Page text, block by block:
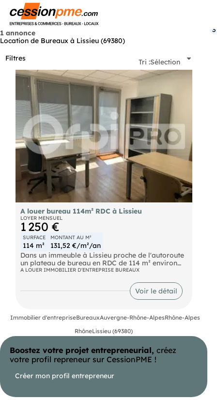
1 annonce
Location de Bureaux à Lissieu (69380)
Filtres
3
Tri :Sélection
A louer bureau 114m² RDC à Lissieu
LOYER MENSUEL
1 250 €
SURFACE
114 m²
MONTANT AU M²
131,52 €/m²/an
Dans un immeuble à Lissieu proche de l'autoroute
un plateau de bureau en RDC de 114 m² environ
avec deux entrées donc possibilités de le divisé en
bureaux, d'une salle d'archive, sanitaire, hall
d'accueil, espace cuisine le tout entièrement
cloisonnés. Possibilité de climatisé. Pas de
Retrouvez ce bien chez .
- Charges annuelles : 1240 €
- Taxe foncière : 1360 €
A LOUER IMMOBILIER D'ENTREPRISE BUREAUX
Voir le détail
Immobilier d'entrepriseBureauxAuvergne-Rhône-AlpesRhône-Alpes
RhôneLissieu (69380)
Boostez votre projet entrepreneurial, créez
votre profil repreneur sur CessionPME !
Créer mon profil entrepreneur